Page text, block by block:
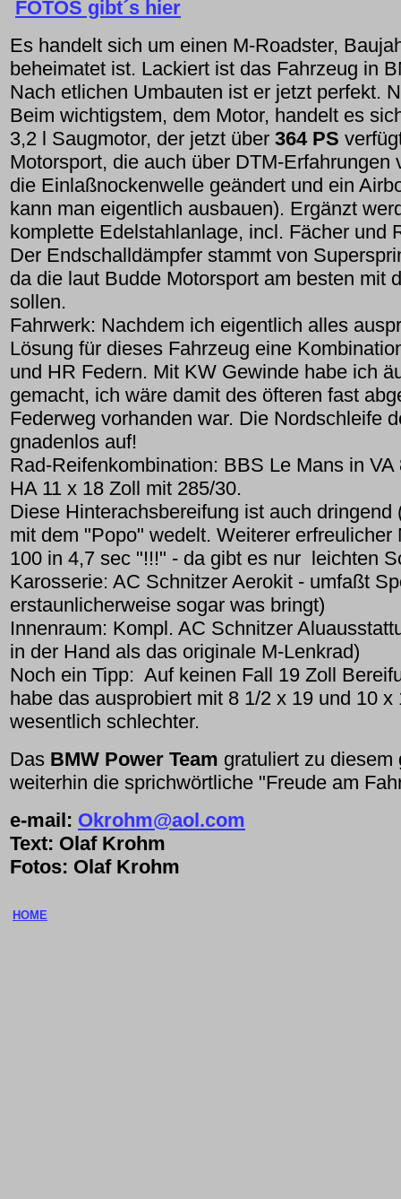
FOTOS gibt´s hier
Es handelt sich um einen M-Roadster,
beheimatet ist. Lackiert ist das Fahrzeug in
Nach etlichen Umbauten ist er jetzt perfekt.
Beim wichtigstem, dem Motor, handelt es
3,2 l Saugmotor, der jetzt über 364 PS
Motorsport, die auch über DTM-Erfahrungen
die Einlaßnockenwelle geändert und ein
kann man eigentlich ausbauen). Ergänzt
komplette Edelstahlanlage, incl. Fächer und
Der Endschalldämpfer stammt von
da die laut Budde Motorsport am besten mit
sollen.
Fahrwerk: Nachdem ich eigentlich alles
Lösung für dieses Fahrzeug eine
und HR Federn. Mit KW Gewinde habe ich
gemacht, ich wäre damit des öfteren fast
Federweg vorhanden war. Die Nordschleife
gnadenlos auf!
Rad-Reifenkombination: BBS Le Mans in
HA 11 x 18 Zoll mit 285/30.
Diese Hinterachsbereifung ist auch
mit dem "Popo" wedelt. Weiterer
100 in 4,7 sec "!!!" - da gibt es nur leichten
Karosserie: AC Schnitzer Aerokit - umfaßt
erstaunlicherweise sogar was bringt)
Innenraum: Kompl. AC Schnitzer
in der Hand als das originale M-Lenkrad)
Noch ein Tipp: Auf keinen Fall 19 Zoll
habe das ausprobiert mit 8 1/2 x 19 und 10
wesentlich schlechter.
Das BMW Power Team gratuliert zu
weiterhin die sprichwörtliche "Freude am
e-mail: Okrohm@aol.com
Text: Olaf Krohm
Fotos: Olaf Krohm
HOME